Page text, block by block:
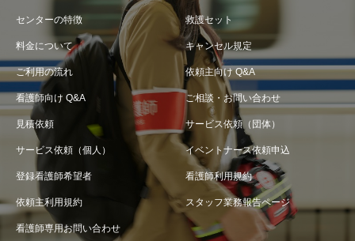
センターの特徴 救護セット
料金について キャンセル規定
ご利用の流れ 依頼主向け Q&A
看護師向け Q&A ご相談・お問い合わせ
見積依頼 サービス依頼（団体）
サービス依頼（個人） イベントナース依頼申込
登録看護師希望者 看護師利用規約
依頼主利用規約 スタッフ業務報告ページ
看護師専用お問い合わせ